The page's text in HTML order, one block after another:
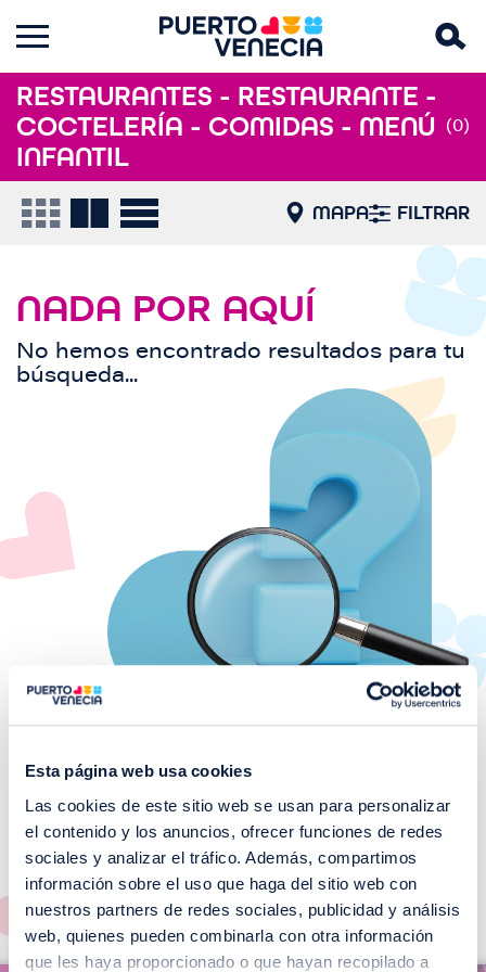
Esta página web usa cookies
Las cookies de este sitio web se usan para personalizar
el contenido y los anuncios, ofrecer funciones de redes
sociales y analizar el tráfico. Además, compartimos
información sobre el uso que haga del sitio web con
nuestros partners de redes sociales, publicidad y análisis
web, quienes pueden combinarla con otra información
que les haya proporcionado o que hayan recopilado a
RESTAURANTES - RESTAURANTE -
COCTELERÍA - COMIDAS - MENÚ
INFANTIL
(0)
MAPA FILTRAR
NADA POR AQUÍ
No hemos encontrado resultados para tu
búsqueda...
¡No te pierdas nuestros
EVENTOS!
Ver todos >